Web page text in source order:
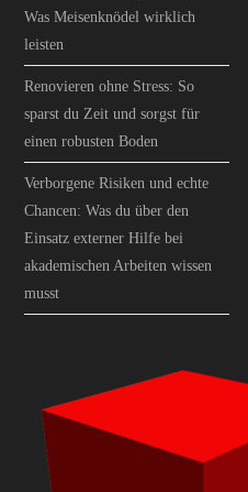
Was Meisenknödel wirklich
leisten
Renovieren ohne Stress: So
sparst du Zeit und sorgst für
einen robusten Boden
Verborgene Risiken und echte
Chancen: Was du über den
Einsatz externer Hilfe bei
akademischen Arbeiten wissen
musst